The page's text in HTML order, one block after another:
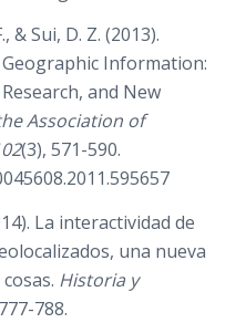
& Sui, D. Z. (2013).
Information:
and New
Association of
(3), 571-590.
La interactividad de
una nueva
Historia y
788.